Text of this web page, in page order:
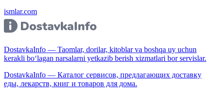
ismlar.com
DostavkaInfo — Taomlar, dorilar, kitoblar va boshqa uy uchun
kerakli bo‘lagan narsalarni yetkazib berish xizmatlari bor servislar.
DostavkaInfo — Каталог сервисов, предлагающих доставку
еды, лекарств, книг и товаров для дома.